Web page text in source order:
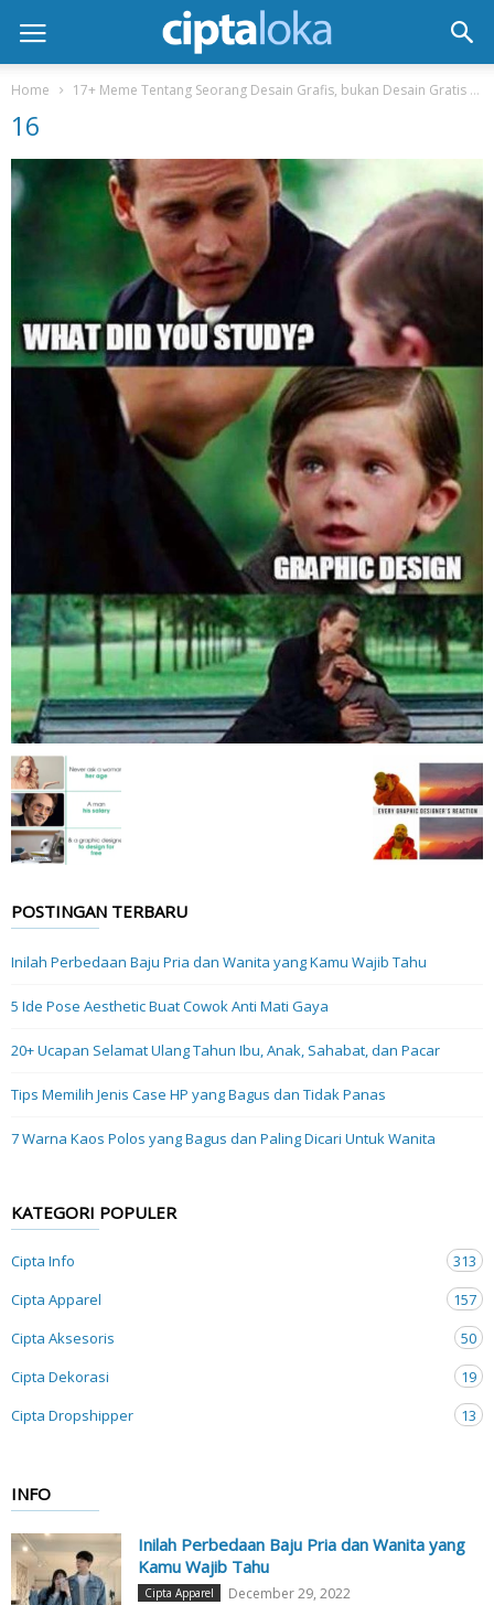
Home 17+ Meme Tentang Seorang Desain Grafis, bukan Desain Gratis
16
POSTINGAN TERBARU
Inilah Perbedaan Baju Pria dan Wanita yang Kamu Wajib Tahu
5 Ide Pose Aesthetic Buat Cowok Anti Mati Gaya
20+ Ucapan Selamat Ulang Tahun Ibu, Anak, Sahabat, dan Pacar
Tips Memilih Jenis Case HP yang Bagus dan Tidak Panas
7 Warna Kaos Polos yang Bagus dan Paling Dicari Untuk Wanita
KATEGORI POPULER
Cipta Info
313
Cipta Apparel
157
Cipta Aksesoris
50
Cipta Dekorasi
19
Cipta Dropshipper
13
INFO
Inilah Perbedaan Baju Pria dan Wanita yang
Kamu Wajib Tahu
Cipta Apparel December 29, 2022